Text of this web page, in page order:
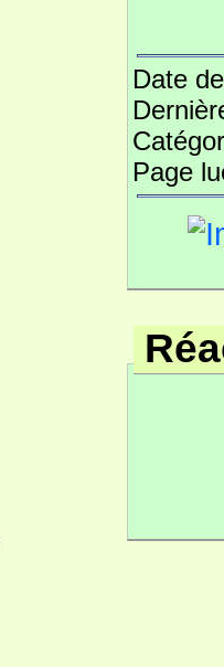
Date
Page